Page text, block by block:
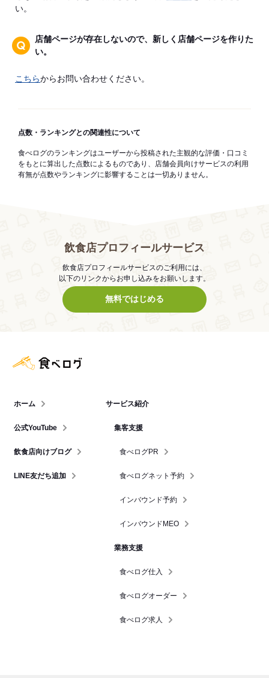
い。
店舗ページが存在しないので、新しく店舗ページを作りた
い。
こちらからお問い合わせください。
点数・ランキングとの関連性について
食べログのランキングはユーザーから投稿された主観的な評価・口コミ
をもとに算出した点数によるものであり、店舗会員向けサービスの利用
有無が点数やランキングに影響することは一切ありません。
飲食店プロフィールサービス
飲食店プロフィールサービスのご利用には、
以下のリンクからお申し込みをお願いします。
無料ではじめる
ホーム
公式YouTube
飲食店向けブログ
LINE友だち追加
サービス紹介
集客支援
食べログPR
食べログネット予約
インバウンド予約
インバウンドMEO
業務支援
食べログ仕入
食べログオーダー
食べログ求人